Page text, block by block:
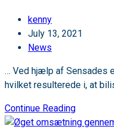
Post
author:
kenny
Post
published:
July 13, 2021
Post
News
… Ved hjælp af Sensades
hvilket resulterede i, at
Continue ReadingTrafikale